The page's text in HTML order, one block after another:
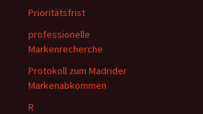
Prioritätsfrist
professionelle
Markenrecherche
Protokoll zum Madrider
Markenabkommen
R